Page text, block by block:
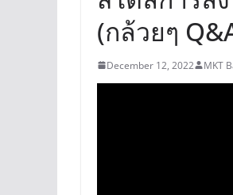
(กล้วยๆ
December 12, 2022 MKT